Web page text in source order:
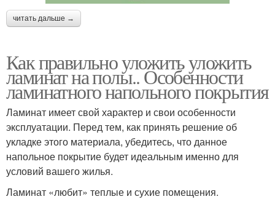
читать дальше →
Как правильно уложить уложить
ламинат на полы.. Особенности
ламинатного напольного покрытия
Ламинат имеет свой характер и свои особенности
эксплуатации. Перед тем, как принять решение об
укладке этого материала, убедитесь, что данное
напольное покрытие будет идеальным именно для
условий вашего жилья.
Ламинат «любит» теплые и сухие помещения.